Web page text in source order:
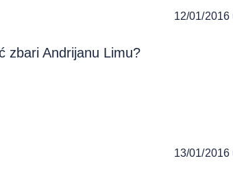
12/01/2016
zbari Andrijanu Limu?
13/01/2016